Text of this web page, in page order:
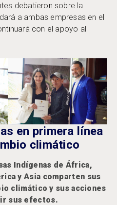
debatieron sobre la
a ambas empresas en el
con el apoyo al
en primera línea
climático
Indígenas de África,
y Asia comparten sus
climático y sus acciones
sus efectos.